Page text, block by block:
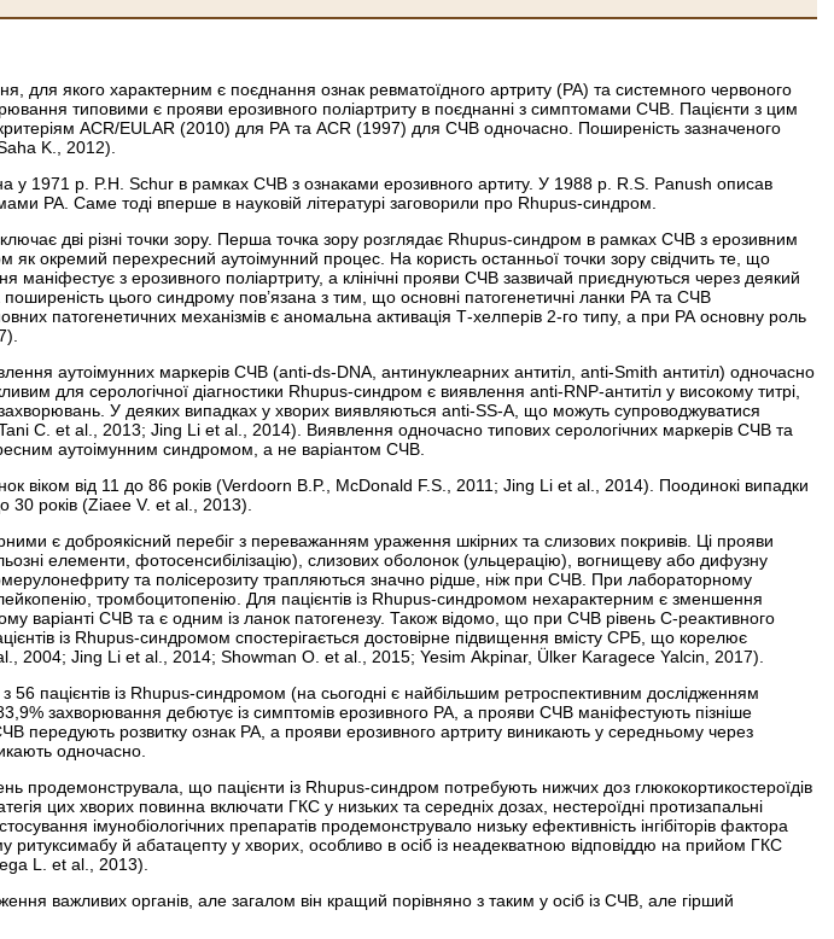
для якого характерним є поєднання ознак ревматоїдного артриту (РА) та системного червоного
типовими є прояви ерозивного поліартриту в поєднанні з симптомами СЧВ. Пацієнти з цим
ACR/EULAR (2010) для РА та ACR (1997) для СЧВ одночасно. Поширеність зазначеного
K., 2012).
у 1971 р. P.H. Schur в рамках СЧВ з ознаками ерозивного артиту. У 1988 р. R.S. Panush описав
РА. Саме тоді вперше в науковій літературі заговорили про Rhupus-синдром.
дві різні точки зору. Перша точка зору розглядає Rhupus-синдром в рамках СЧВ з ерозивним
як окремий перехресний аутоімунний процес. На користь останньої точки зору свідчить те, що
маніфестує з ерозивного поліартриту, а клінічні прояви СЧВ зазвичай приєднуються через деякий
цього синдрому пов’язана з тим, що основ­ні патогенетичні ланки РА та СЧВ
патогенетичних механізмів є аномальна активація Т-хелперів 2-го типу, а при РА основну роль
аутоімунних маркерів СЧВ (anti-ds-DNA, антинуклеарних антитіл, anti-Smith антитіл) одночасно
для серологічної діагностики Rhupus-синдром є виявлення anti-RNP-антитіл у високому титрі,
У деяких випадках у хворих виявляються anti-SS-A, що можуть супроводжуватися
C. et al., 2013; Jing Li et al., 2014). Виявлення одночасно типових серологічних маркерів СЧВ та
аутоімунним синдромом, а не варіантом СЧВ.
віком від 11 до 86 років (Verdoorn B.P., McDonald F.S., 2011; Jing Li et al., 2014). Поодинокі випадки
30 років (Ziaee V. et al., 2013).
є доброякісний перебіг з переважанням ураження шкірних та слизових покривів. Ці прояви
елементи, фотосенсибілізацію), слизових оболонок (ульцерацію), вогнищеву або дифузну
та полісерозиту трапляються значно рідше, ніж при СЧВ. При лабораторному
тромбоцитопенію. Для пацієнтів із Rhupus-синдромом нехарактерним є зменшення
варіанті СЧВ та є одним із ланок патогенезу. Також відомо, що при СЧВ рівень С-реактивного
із Rhupus-синдромом спостерігається достовірне підвищення вмісту СРБ, що корелює
2004; Jing Li et al., 2014; Showman O. et al., 2015; Yesim Akpinar, Ülker Karagece Yalcin, 2017).
пацієнтів із Rhupus-синдромом (на сьогодні є найбільшим ретроспективним дослідженням
захворювання дебютує із симптомів ерозивного РА, а прояви СЧВ маніфестують пізніше
передують розвитку ознак РА, а прояви ерозивного артриту виникають у середньому через
одночасно.
продемонструвала, що пацієнти із Rhupus-синдром потребують нижчих доз глюкокортикостероїдів
цих хворих повинна включати ГКС у низьких та середніх дозах, нестероїдні протизапальні
імунобіологічних препаратів продемонструвало низьку ефективність інгібіторів фактора
й абатацепту у хворих, особливо в осіб із неадекватною відповіддю на прийом ГКС
L. et al., 2013).
важливих органів, але загалом він кращий порівняно з таким у осіб із СЧВ, але гірший